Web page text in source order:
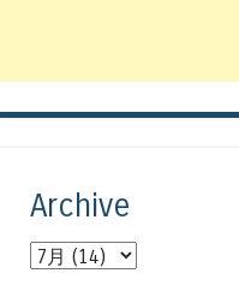
Archive